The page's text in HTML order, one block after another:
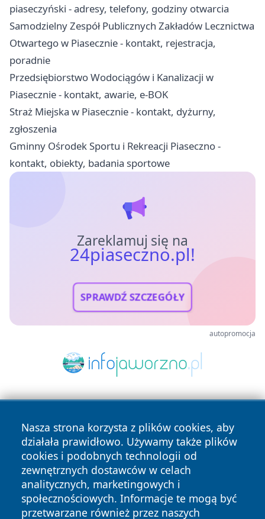
piaseczyński - adresy, telefony, godziny otwarcia
Samodzielny Zespół Publicznych Zakładów Lecznictwa
Otwartego w Piasecznie - kontakt, rejestracja,
poradnie
Przedsiębiorstwo Wodociągów i Kanalizacji w
Piasecznie - kontakt, awarie, e-BOK
Straż Miejska w Piasecznie - kontakt, dyżurny,
zgłoszenia
Gminny Ośrodek Sportu i Rekreacji Piaseczno -
kontakt, obiekty, badania sportowe
Zareklamuj się na
24piaseczno.pl!
SPRAWDŹ SZCZEGÓŁY
autopromocja
Nasza strona korzysta z plików cookies, aby
działała prawidłowo. Używamy także plików
cookies i podobnych technologii od
zewnętrznych dostawców w celach
analitycznych, marketingowych i
społecznościowych. Informacje te mogą być
przetwarzane również przez naszych
Copyright © 2026 24piaseczno.pl Wszystkie prawa
zastrzeżone.